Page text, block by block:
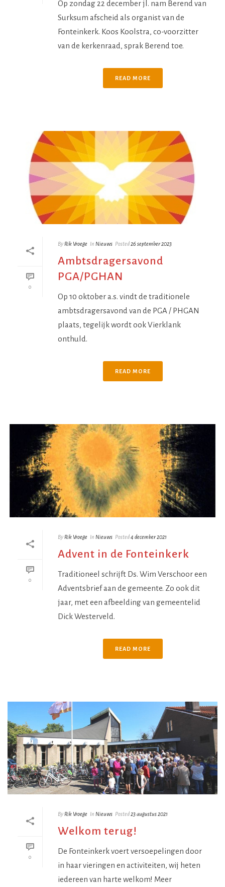
Op zondag 22 december jl. nam Berend van
Surksum afscheid als organist van de
Fonteinkerk. Koos Koolstra, co-voorzitter
van de kerkenraad, sprak Berend toe.
READ MORE
0
By Rik Vroege In Nieuws Posted26 september 2023
Ambtsdragersavond
PGA/PGHAN
Op 10 oktober a.s. vindt de traditionele
ambtsdragersavond van de PGA / PHGAN
plaats, tegelijk wordt ook Vierklank
onthuld.
READ MORE
0
By Rik Vroege In Nieuws Posted4 december 2021
Advent in de Fonteinkerk
Traditioneel schrijft Ds. Wim Verschoor een
Adventsbrief aan de gemeente. Zo ook dit
jaar, met een afbeelding van gemeentelid
Dick Westerveld.
READ MORE
0
By Rik Vroege In Nieuws Posted23 augustus 2021
Welkom terug!
De Fonteinkerk voert versoepelingen door
in haar vieringen en activiteiten, wij heten
iedereen van harte welkom! Meer